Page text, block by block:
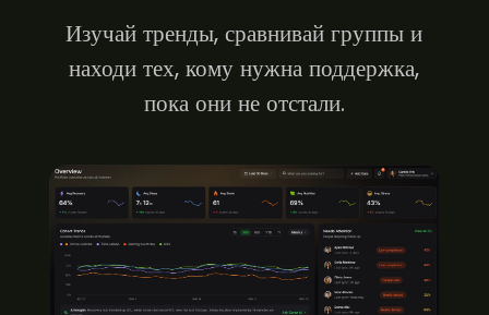
Изучай тренды, сравнивай группы и
находи тех, кому нужна поддержка,
пока они не отстали.